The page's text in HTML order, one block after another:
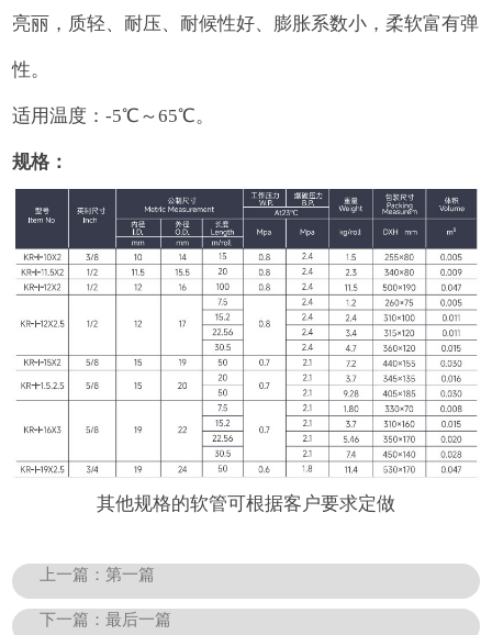
亮丽，质轻、耐压、耐候性好、膨胀系数小，柔软富有弹
性。
适用温度：-5℃～65℃。
规格：
其他规格的软管可根据客户要求定做
上一篇：第一篇
下一篇：最后一篇